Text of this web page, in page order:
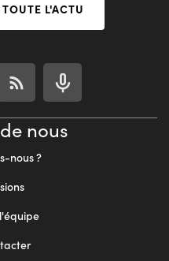
L'ACTU
nous
nous ?